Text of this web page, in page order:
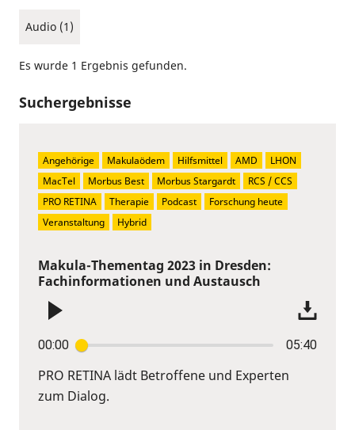
Audio (1)
Es wurde 1 Ergebnis gefunden.
Suchergebnisse
Makula-Thementag 2023 in Dresden:
Fachinformationen und Austausch
00:00 05:40
PRO RETINA lädt Betroffene und Experten
zum Dialog.
Angehörige Makulaödem Hilfsmittel AMD
LHON
MacTel
Morbus Best Morbus Stargardt
RCS / CCS
PRO RETINA
Therapie Podcast
Forschung heute
Veranstaltung
Hybrid